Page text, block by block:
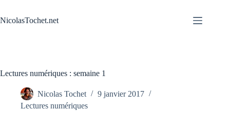
contenu
NicolasTochet.net
Lectures numériques : semaine 1
Nicolas Tochet
9 janvier 2017
Lectures numériques